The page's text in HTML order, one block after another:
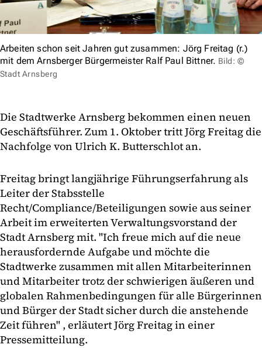
Arbeiten schon seit Jahren gut zusammen: Jörg Freitag (r.)
mit dem Arnsberger Bürgermeister Ralf Paul Bittner. Bild: ©
Stadt Arnsberg
Die Stadtwerke Arnsberg bekommen einen neuen
Geschäftsführer. Zum 1. Oktober tritt Jörg Freitag die
Nachfolge von Ulrich K. Butterschlot an.
Freitag bringt langjährige Führungserfahrung als
Leiter der Stabsstelle
Recht/Compliance/Beteiligungen sowie aus seiner
Arbeit im erweiterten Verwaltungsvorstand der
Stadt Arnsberg mit. "Ich freue mich auf die neue
herausfordernde Aufgabe und möchte die
Stadtwerke zusammen mit allen Mitarbeiterinnen
und Mitarbeiter trotz der schwierigen äußeren und
globalen Rahmenbedingungen für alle Bürgerinnen
und Bürger der Stadt sicher durch die anstehende
Zeit führen" , erläutert Jörg Freitag in einer
Pressemitteilung.